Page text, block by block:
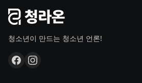
청소년이 만드는 청소년 언론!